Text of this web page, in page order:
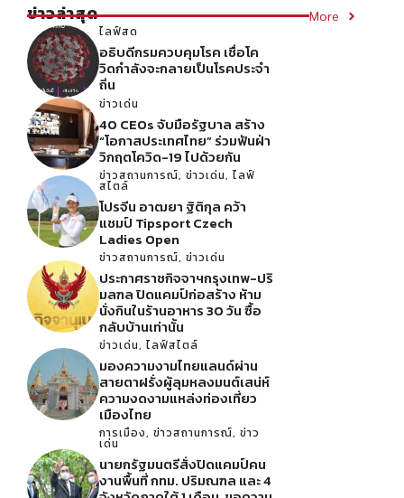
ข่าวล่าสุด
More
ไลฟ์สด
อธิบดีกรมควบคุมโรค เชื่อโค
วิดกำลังจะกลายเป็นโรคประจำ
ถิ่น
ข่าวเด่น
40 CEOs จับมือรัฐบาล สร้าง
“โอกาสประเทศไทย” ร่วมฟันฝ่า
วิกฤตโควิด-19 ไปด้วยกัน
ข่าวสถานการณ์, ข่าวเด่น, ไลฟ์
สไตล์
โปรจีน อาฒยา ฐิติกุล คว้า
แชมป์ Tipsport Czech
Ladies Open
ข่าวสถานการณ์, ข่าวเด่น
ประกาศราชกิจจาฯกรุงเทพ-ปริ
มลฑล ปิดแคมป์ก่อสร้าง ห้าม
นั่งกินในร้านอาหาร 30 วัน ซื้อ
กลับบ้านเท่านั้น
ข่าวเด่น, ไลฟ์สไตล์
มองความงามไทยแลนด์ผ่าน
สายตาฝรั่งผู้ลุมหลงมนต์เสน่ห์
ความงดงามแหล่งท่องเที่ยว
เมืองไทย
การเมือง, ข่าวสถานการณ์, ข่าว
เด่น
นายกรัฐมนตรีสั่งปิดแคมป์คน
งานพื้นที่ กทม. ปริมณฑล และ 4